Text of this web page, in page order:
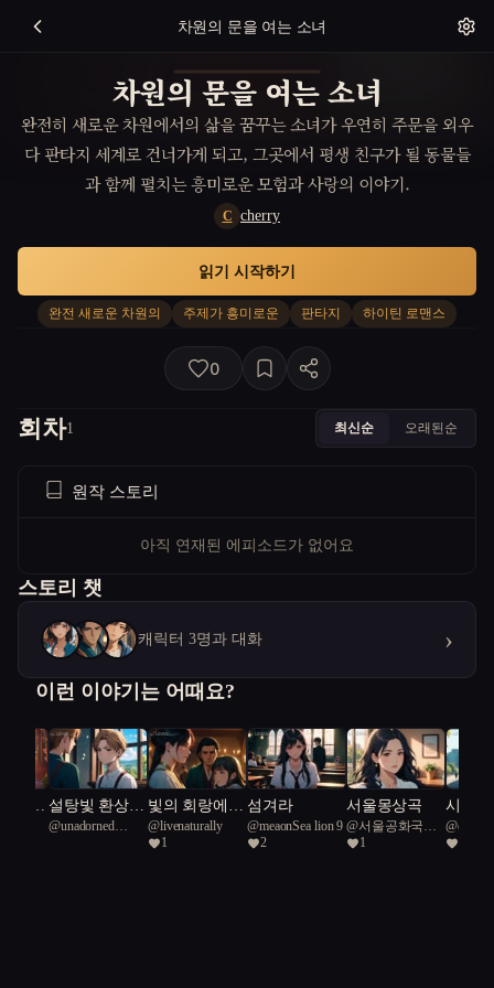
차원의 문을 여는 소녀
차원의 문을 여는 소녀
완전히 새로운 차원에서의 삶을 꿈꾸는 소녀가 우연히 주문을 외우
다 판타지 세계로 건너가게 되고, 그곳에서 평생 친구가 될 동물들
과 함께 펼치는 흥미로운 모험과 사랑의 이야기.
C cherry
완전 새로운 차원의 주제가 흥미로운 판타지 하이틴 로맨스
읽기 시작하기
0
회차1 최신순 오래된순
원작 스토리
아직 연재된 에피소드가 없어요
스토리 챗
캐릭터 3명과 대화 ›
이런 이야기는 어때요?
설탕빛 환상에
갇힌 슬픔
@unadorned
빛의 회랑에서
만난 영혼들
@livenaturally
1
섬겨라
@meaonSea lion 9
2
서울몽상곡
@서울공화국일
급시민
1
시간
자: 서
밀 추
@